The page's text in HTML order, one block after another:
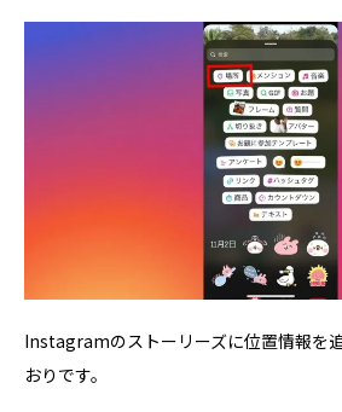
Instagramのストーリーズに位置情報を
おりです。